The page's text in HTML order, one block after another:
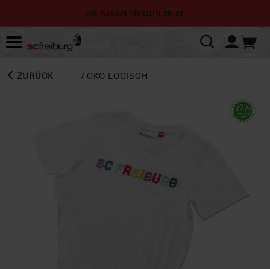
DIE NEUEN TRIKOTS 26-27
ZURÜCK / ÖKO-LOGISCH